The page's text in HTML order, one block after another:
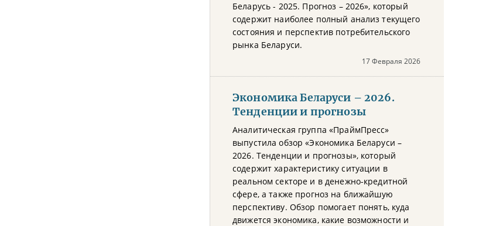
Беларусь - 2025. Прогноз – 2026», который
содержит наиболее полный анализ текущего
состояния и перспектив потребительского
рынка Беларуси.
17 Февраля 2026
Экономика Беларуси – 2026.
Тенденции и прогнозы
Аналитическая группа «ПраймПресс»
выпустила обзор «Экономика Беларуси –
2026. Тенденции и прогнозы», который
содержит характеристику ситуации в
реальном секторе и в денежно-кредитной
сфере, а также прогноз на ближайшую
перспективу. Обзор помогает понять, куда
движется экономика, какие возможности и